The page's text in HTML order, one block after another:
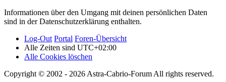
Informationen über den Umgang mit deinen persönlichen Daten
sind in der Datenschutzerklärung enthalten.
Log-Out Portal Foren-Übersicht
Alle Zeiten sind UTC+02:00
Alle Cookies löschen
Copyright © 2002 - 2026 Astra-Cabrio-Forum All rights reserved.